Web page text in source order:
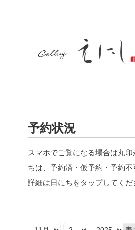
予約状況
スマホでご覧になる場合は丸印
ちは、予約済・仮予約・予約不
詳細は日にちをタップしてくだ